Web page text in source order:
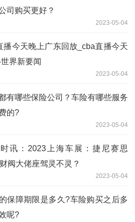
司购买更好？
2023-05-04
播今天晚上广东回放_cba直播今天
界新要闻
2023-05-04
有哪些保险公司？车险有哪些服务
的?
2023-05-04
讯：2023上海车展：捷尼赛思
阀大佬座驾灵不灵？
2023-05-04
保障期限是多久?车险购买之后多
呢?